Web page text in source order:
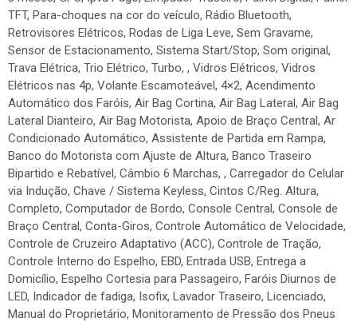
TFT, Para-choques na cor do veículo, Rádio Bluetooth,
Retrovisores Elétricos, Rodas de Liga Leve, Sem Gravame,
Sensor de Estacionamento, Sistema Start/Stop, Som original,
Trava Elétrica, Trio Elétrico, Turbo, , Vidros Elétricos, Vidros
Elétricos nas 4p, Volante Escamoteável, 4×2, Acendimento
Automático dos Faróis, Air Bag Cortina, Air Bag Lateral, Air Bag
Lateral Dianteiro, Air Bag Motorista, Apoio de Braço Central, Ar
Condicionado Automático, Assistente de Partida em Rampa,
Banco do Motorista com Ajuste de Altura, Banco Traseiro
Bipartido e Rebatível, Câmbio 6 Marchas, , Carregador do Celular
via Indução, Chave / Sistema Keyless, Cintos C/Reg. Altura,
Completo, Computador de Bordo, Console Central, Console de
Braço Central, Conta-Giros, Controle Automático de Velocidade,
Controle de Cruzeiro Adaptativo (ACC), Controle de Tração,
Controle Interno do Espelho, EBD, Entrada USB, Entrega a
Domicílio, Espelho Cortesia para Passageiro, Faróis Diurnos de
LED, Indicador de fadiga, Isofix, Lavador Traseiro, Licenciado,
Manual do Proprietário, Monitoramento de Pressão dos Pneus